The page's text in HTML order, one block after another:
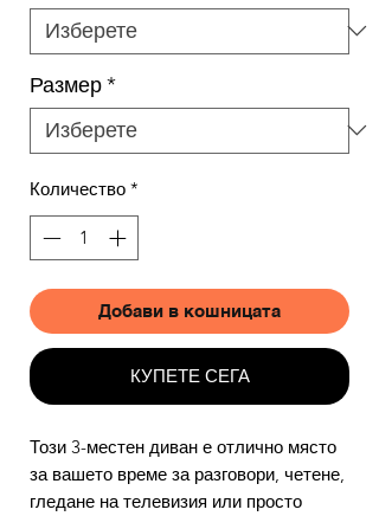
Размер*
Количество *
Добави в кошницата
КУПЕТЕ СЕГА
Този 3-местен диван е отлично място
за вашето време за разговори, четене,
гледане на телевизия или просто